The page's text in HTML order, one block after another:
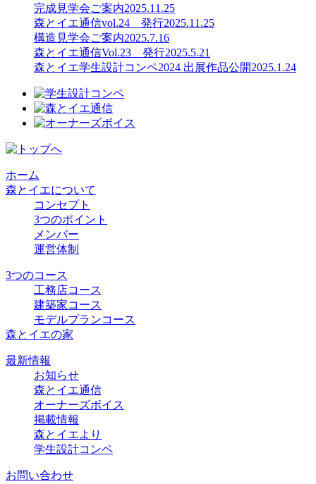
完成見学会ご案内2025.11.25
森とイエ通信vol.24 発行2025.11.25
構造見学会ご案内2025.7.16
森とイエ通信Vol.23 発行2025.5.21
森とイエ学生設計コンペ2024 出展作品公開2025.1.24
ホーム
森とイエについて
コンセプト
3つのポイント
メンバー
運営体制
3つのコース
工務店コース
建築家コース
モデルプランコース
森とイエの家
最新情報
お知らせ
森とイエ通信
オーナーズボイス
掲載情報
森とイエより
学生設計コンペ
お問い合わせ